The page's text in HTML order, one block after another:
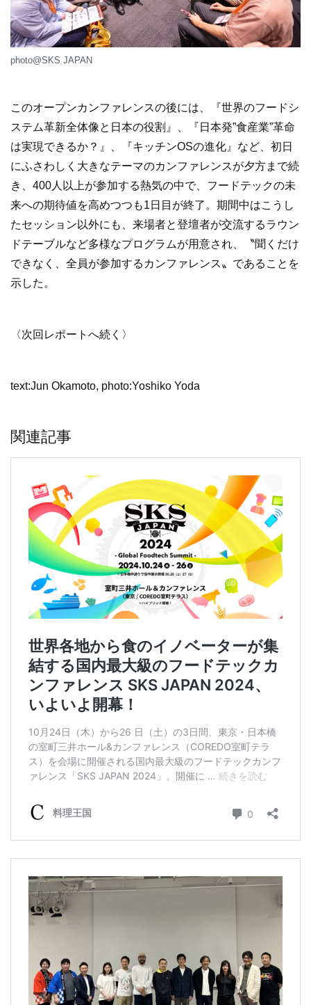
photo@SKS JAPAN
このオープンカンファレンスの後には、『世界のフードシ
ステム革新全体像と日本の役割』、『日本発”食産業”革命
は実現できるか？』、『キッチンOSの進化』など、初日
にふさわしく大きなテーマのカンファレンスが夕方まで続
き、400人以上が参加する熱気の中で、フードテックの未
来への期待値を高めつつも1日目が終了。期間中はこうし
たセッション以外にも、来場者と登壇者が交流するラウン
ドテーブルなど多様なプログラムが用意され、〝聞くだけ
できなく、全員が参加するカンファレンス〟であることを
示した。
〈次回レポートへ続く〉
text:Jun Okamoto, photo:Yoshiko Yoda
関連記事